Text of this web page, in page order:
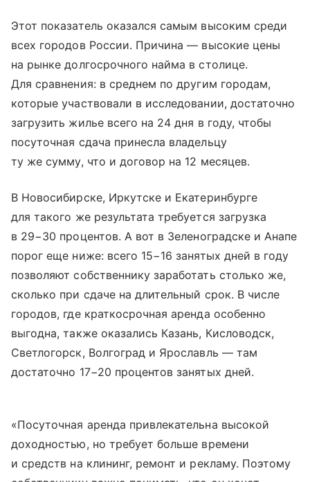
Этот показатель оказался самым высоким среди
всех городов России. Причина — высокие цены
на рынке долгосрочного найма в столице.
Для сравнения: в среднем по другим городам,
которые участвовали в исследовании, достаточно
загрузить жилье всего на 24 дня в году, чтобы
посуточная сдача принесла владельцу
ту же сумму, что и договор на 12 месяцев.
В Новосибирске, Иркутске и Екатеринбурге
для такого же результата требуется загрузка
в 29−30 процентов. А вот в Зеленоградске и Анапе
порог еще ниже: всего 15−16 занятых дней в году
позволяют собственнику заработать столько же,
сколько при сдаче на длительный срок. В числе
городов, где краткосрочная аренда особенно
выгодна, также оказались Казань, Кисловодск,
Светлогорск, Волгоград и Ярославль — там
достаточно 17−20 процентов занятых дней.
«Посуточная аренда привлекательна высокой
доходностью, но требует больше времени
и средств на клининг, ремонт и рекламу. Поэтому